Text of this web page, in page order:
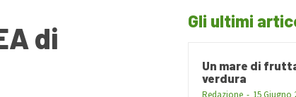
di
Gli ultimi
Un mare di
verdura